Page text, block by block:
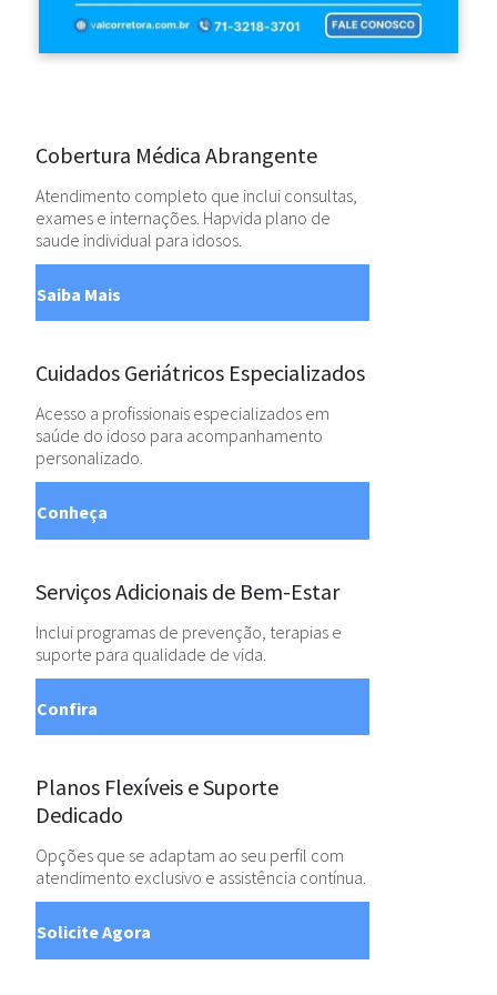
Cobertura Médica Abrangente
Atendimento completo que inclui consultas,
exames e internações. Hapvida plano de
saude individual para idosos.
Saiba Mais
Cuidados Geriátricos Especializados
Acesso a profissionais especializados em
saúde do idoso para acompanhamento
personalizado.
Conheça
Serviços Adicionais de Bem-Estar
Inclui programas de prevenção, terapias e
suporte para qualidade de vida.
Confira
Planos Flexíveis e Suporte
Dedicado
Opções que se adaptam ao seu perfil com
atendimento exclusivo e assistência contínua.
Solicite Agora